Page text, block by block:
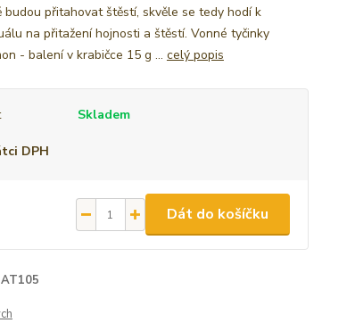
budou přitahovat štěstí, skvěle se tedy hodí k
na přitažení hojnosti a štěstí. Vonné tyčinky
- balení v krabičce 15 g ... celý popis
Skladem
DPH
Dát do košíčku
AT105